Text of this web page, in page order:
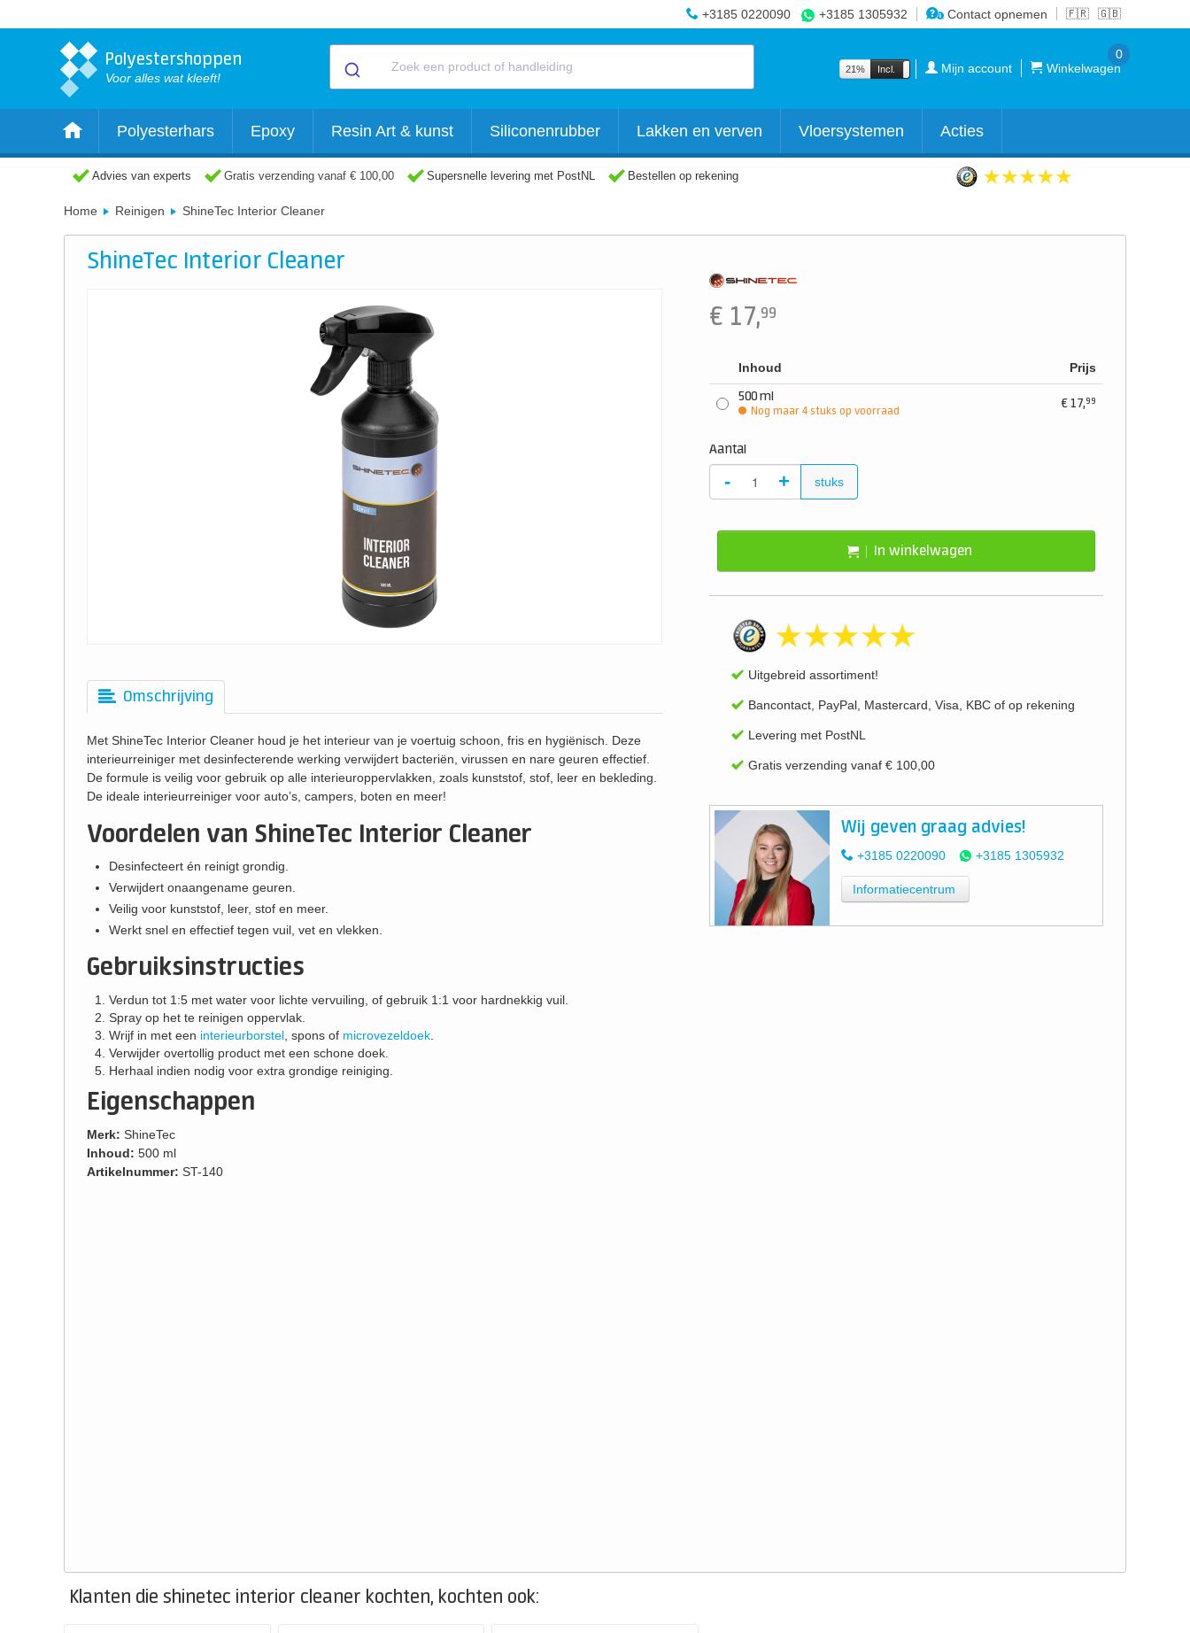
🇫🇷 🇬🇧
+3185 0220090 +3185 1305932 Contact opnemen
Polyestershoppen
Voor alles wat kleeft!
21% Incl. Excl. Mijn account Winkelwagen
0
Polyesterhars Epoxy Resin Art & kunst Siliconenrubber Lakken en verven Vloersystemen Acties
Advies van experts Gratis verzending vanaf € 100,00 Supersnelle levering met PostNL Bestellen op rekening
Home Reinigen ShineTec Interior Cleaner
ShineTec Interior Cleaner
Omschrijving
Met ShineTec Interior Cleaner houd je het interieur van je voertuig schoon, fris en hygiënisch. Deze
interieurreiniger met desinfecterende werking verwijdert bacteriën, virussen en nare geuren effectief.
De formule is veilig voor gebruik op alle interieuroppervlakken, zoals kunststof, stof, leer en bekleding.
De ideale interieurreiniger voor auto’s, campers, boten en meer!
Voordelen van ShineTec Interior Cleaner
Desinfecteert én reinigt grondig.
Verwijdert onaangename geuren.
Veilig voor kunststof, leer, stof en meer.
Werkt snel en effectief tegen vuil, vet en vlekken.
Gebruiksinstructies
Verdun tot 1:5 met water voor lichte vervuiling, of gebruik 1:1 voor hardnekkig vuil.
Spray op het te reinigen oppervlak.
Wrijf in met een interieurborstel , spons of microvezeldoek
Verwijder overtollig product met een schone doek.
Herhaal indien nodig voor extra grondige reiniging.
Eigenschappen
Merk: ShineTec
Inhoud: 500 ml
Artikelnummer: ST-140
€ 17,99
Inhoud Prijs
500 ml
Nog maar 4 stuks op voorraad
€17,99
Aantal
- + stuks
In winkelwagen
Uitgebreid assortiment!
Bancontact, PayPal, Mastercard, Visa, KBC of op rekening
Levering met PostNL
Gratis verzending vanaf € 100,00
Wij geven graag advies!
+3185 0220090 +3185 1305932
Informatiecentrum
Klanten die shinetec interior cleaner kochten, kochten ook: